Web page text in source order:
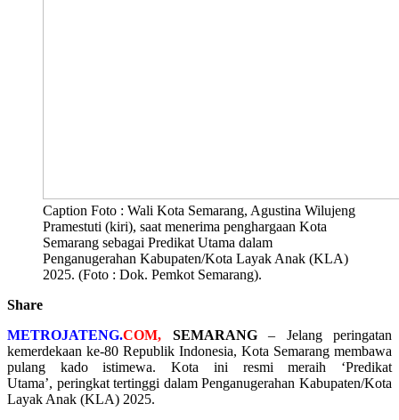
Caption Foto : Wali Kota Semarang, Agustina Wilujeng
Pramestuti (kiri), saat menerima penghargaan Kota
Semarang sebagai Predikat Utama dalam
Penganugerahan Kabupaten/Kota Layak Anak (KLA)
2025. (Foto : Dok. Pemkot Semarang).
Share
METROJATENG.COM, SEMARANG– Jelang peringatan
kemerdekaan ke-80 Republik Indonesia, Kota Semarang membawa
pulang kado istimewa. Kota ini resmi meraih ‘Predikat
Utama’, peringkat tertinggi dalam Penganugerahan Kabupaten/Kota
Layak Anak (KLA) 2025.